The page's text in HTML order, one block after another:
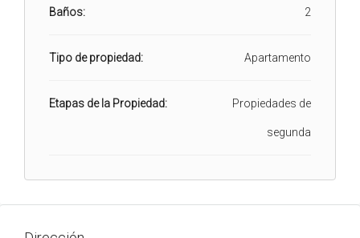
Baños: 2
Tipo de propiedad: Apartamento
Etapas de la Propiedad: Propiedades de
segunda